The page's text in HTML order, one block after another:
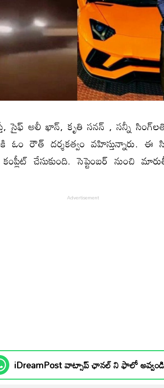
అలీ ఖాన్, కృతి సనన్ , సన్నీ
ఓం రౌత్ దర్శకత్వం
చేసుకుంది. సెప్టెంబ‌ర్ నుంచి
iDreamPost వాట్సాప్ ఛానల్ ని ఫాలో అవ్వండి